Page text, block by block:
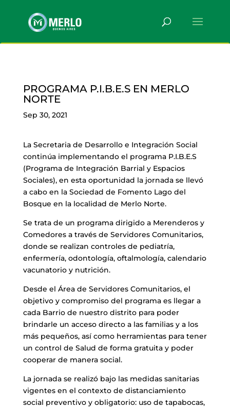
PROGRAMA P.I.B.E.S EN MERLO
NORTE
Sep 30, 2021
La Secretaria de Desarrollo e Integración Social
continúa implementando el programa P.I.B.E.S
(Programa de Integración Barrial y Espacios
Sociales), en esta oportunidad la jornada se llevó
a cabo en la Sociedad de Fomento Lago del
Bosque en la localidad de Merlo Norte.
Se trata de un programa dirigido a Merenderos y
Comedores a través de Servidores Comunitarios,
donde se realizan controles de pediatría,
enfermería, odontología, oftalmología, calendario
vacunatorio y nutrición.
Desde el Área de Servidores Comunitarios, el
objetivo y compromiso del programa es llegar a
cada Barrio de nuestro distrito para poder
brindarle un acceso directo a las familias y a los
más pequeños, así como herramientas para tener
un control de Salud de forma gratuita y poder
cooperar de manera social.
La jornada se realizó bajo las medidas sanitarias
vigentes en el contexto de distanciamiento
social preventivo y obligatorio: uso de tapabocas,